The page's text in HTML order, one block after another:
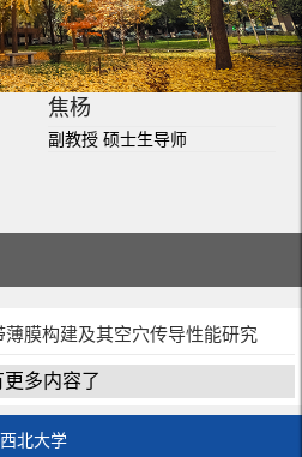
焦杨
副教授 硕士生导师
膜构建及其空穴传导性能研究
更多内容了
西北大学